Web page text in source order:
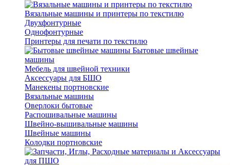
Вязальные машины и принтеры по текстилю
Двухфонтурные
Однофонтурные
Принтеры для печати по текстилю
Бытовые швейные
машины
Мебель для швейной техники
Аксессуары для БШО
Манекены портновские
Вязальные машины
Оверлоки бытовые
Распошивальные машины
Швейно-вышивальные машины
Швейные машины
Колодки портновские